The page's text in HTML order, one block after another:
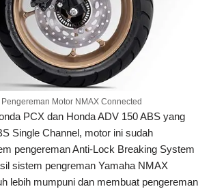
Motor NMAX Connected
PCX dan Honda ADV 150 ABS yang
Single Channel, motor ini sudah
pengereman Anti-Lock Breaking System
sistem pengreman Yamaha NMAX
lebih mumpuni dan membuat pengereman